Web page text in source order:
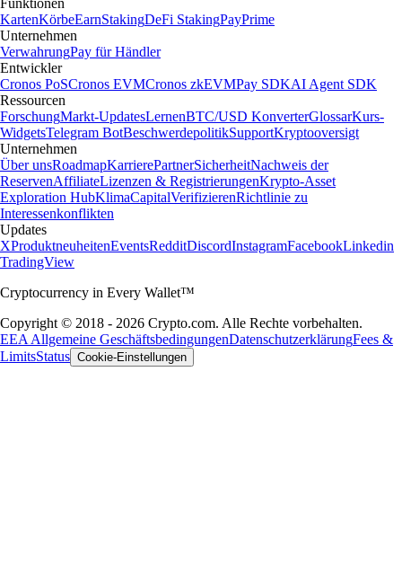
Funktionen
KartenKörbeEarnStakingDeFi StakingPayPrime
Unternehmen
VerwahrungPay für Händler
Entwickler
Cronos PoSCronos EVMCronos zkEVMPay SDKAI Agent SDK
Ressourcen
ForschungMarkt-UpdatesLernenBTC/USD KonverterGlossarKurs-
WidgetsTelegram BotBeschwerdepolitikSupportKryptooversigt
Unternehmen
Über unsRoadmapKarrierePartnerSicherheitNachweis der
ReservenAffiliateLizenzen & RegistrierungenKrypto-Asset
Exploration HubKlimaCapitalVerifizierenRichtlinie zu
Interessenkonflikten
Updates
XProduktneuheitenEventsRedditDiscordInstagramFacebookLinkedin
TradingView
Cryptocurrency in Every Wallet™
Copyright © 2018 - 2026 Crypto.com. Alle Rechte vorbehalten.
EEA Allgemeine GeschäftsbedingungenDatenschutzerklärungFees &
LimitsStatus Cookie-Einstellungen